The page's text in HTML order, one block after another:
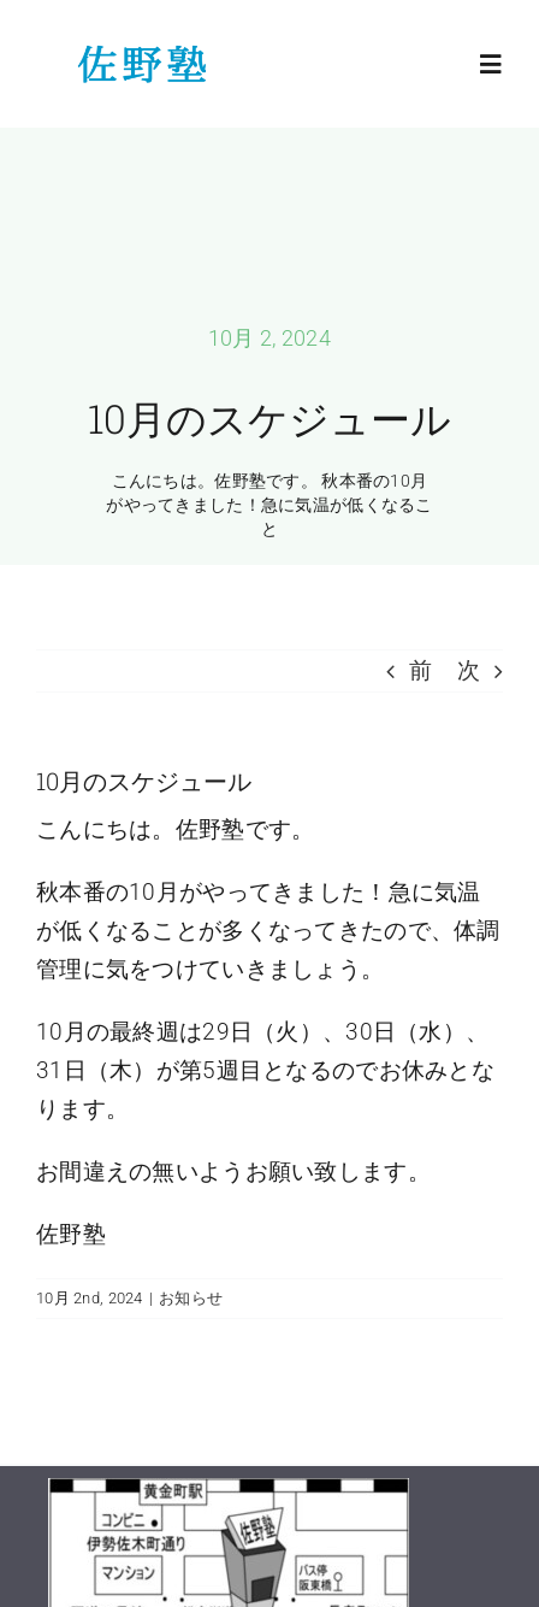
佐野塾のご紹介
10月 2, 2024
10月のスケジュール
こんにちは。佐野塾です。 秋本番の10月
がやってきました！急に気温が低くなるこ
と
前 次
10月のスケジュール
こんにちは。佐野塾です。
秋本番の10月がやってきました！急に気温
が低くなることが多くなってきたので、体調
管理に気をつけていきましょう。
10月の最終週は29日（火）、30日（水）、
31日（木）が第5週目となるのでお休みとな
ります。
お間違えの無いようお願い致します。
佐野塾
10月 2nd, 2024 | お知らせ